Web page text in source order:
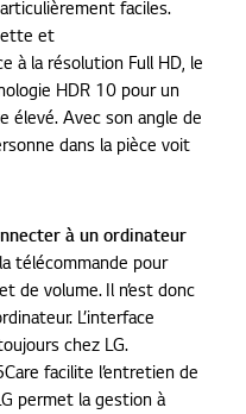
faciles.
et
à la résolution Full HD, le
HDR 10 pour un
élevé. Avec son angle de
dans la pièce voit
à un ordinateur
télécommande pour
de volume. Il n’est donc
L’interface
chez LG.
facilite l’entretien de
permet la gestion à